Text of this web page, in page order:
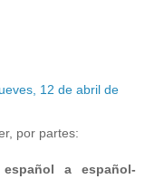
12 de abril de
por partes:
a español-